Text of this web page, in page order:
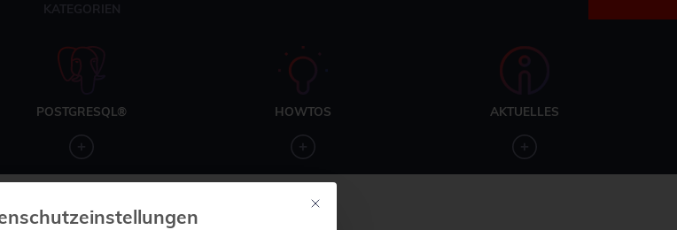
KATEGORIEN
POSTGRESQL® HOWTOS AKTUELLES
Mit diesem Button wird der Dialog geschlossen. Seine Funktionalität ist